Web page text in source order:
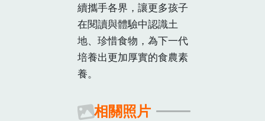
續攜手各界，讓更多孩子
在閱讀與體驗中認識土
地、珍惜食物，為下一代
培養出更加厚實的食農素
養。
相關照片